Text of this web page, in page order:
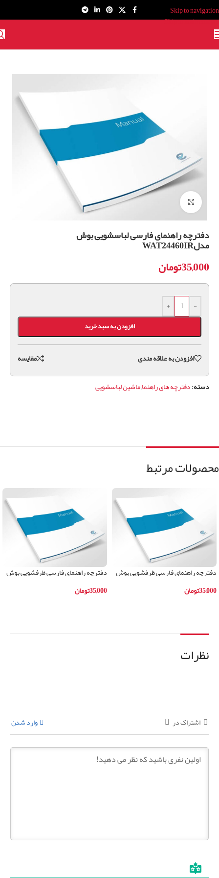
Skip to navigation
Skip to main content
برای بزرگنمایی کلیک کنید
دفترچه راهنمای فارسی لباسشویی بوش
مدلWAT24460IR
35,000تومان
-
+
افزودن به سبد خرید
افزودن به علاقه مندی مقايسه
دسته:دفترچه های راهنما,ماشین لباسشویی
محصولات مرتبط
دفترچه راهنمای فارسی ظرفشویی بوش
35,000تومان
دفترچه راهنمای فارسی ظرفشویی بوش
35,000تومان
نظرات
اشتراک در وارد شدن